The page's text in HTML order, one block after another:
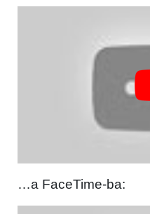
…a FaceTime-ba: